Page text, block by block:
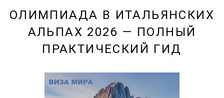
ОЛИМПИАДА В ИТАЛЬЯНСКИХ
АЛЬПАХ 2026 — ПОЛНЫЙ
ПРАКТИЧЕСКИЙ ГИД